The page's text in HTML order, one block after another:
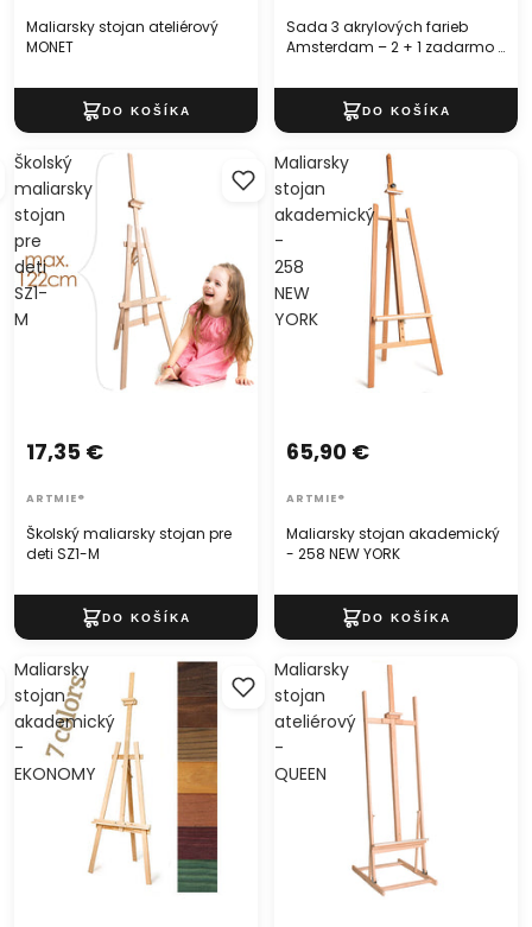
Maliarsky stojan ateliérový
MONET
Sada 3 akrylových farieb
Amsterdam – 2 + 1 zadarmo |
Školský
maliarsky
stojan
pre
deti
SZ1-
M
Školský maliarsky stojan pre
deti SZ1-M
17,35 €
ARTMIE®
Maliarsky
stojan
akademický
-
258
NEW
YORK
Maliarsky stojan akademický
- 258 NEW YORK
65,90 €
ARTMIE®
Maliarsky
stojan
akademický
-
EKONOMY
Maliarsky
stojan
ateliérový
-
QUEEN